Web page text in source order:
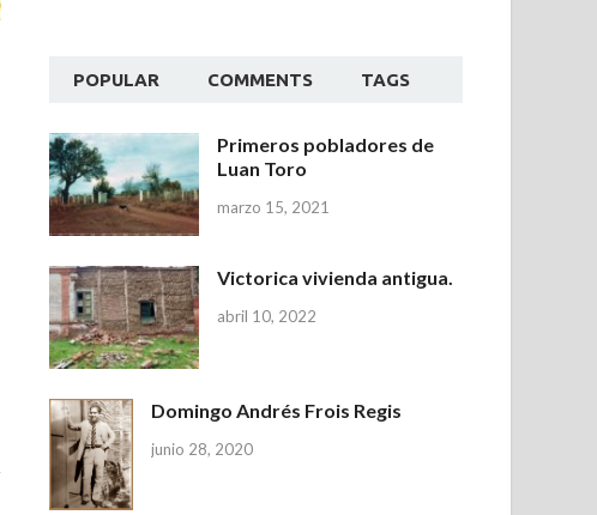
POPULAR COMMENTS TAGS
Primeros pobladores de
Luan Toro
marzo 15, 2021
Victorica vivienda antigua.
abril 10, 2022
Domingo Andrés Frois Regis
junio 28, 2020